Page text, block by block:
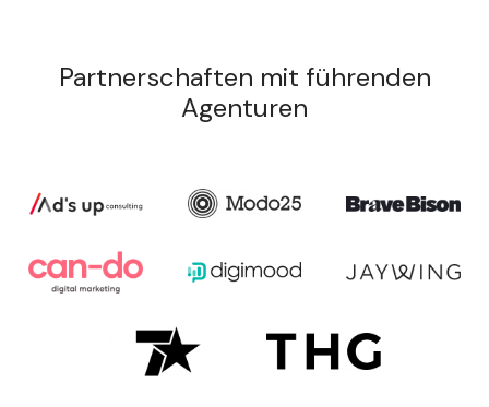
Partnerschaften mit führenden
Agenturen